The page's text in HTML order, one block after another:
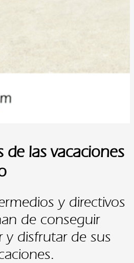
de las vacaciones
y directivos
de conseguir
y disfrutar de sus